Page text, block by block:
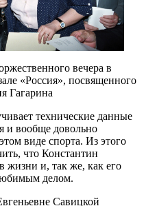
вечера в
«Россия», посвященного
Гагарина
технические данные
и вообще довольно
виде спорта. Из этого
что Константин
жизни и, так же, как его
делом.
Савицкой